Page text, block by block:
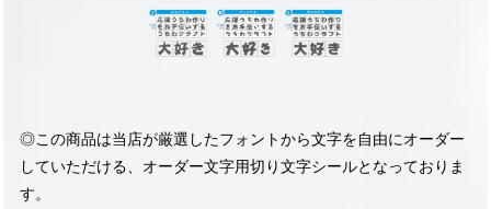
◎この商品は当店が厳選したフォントから文字を自由にオーダー
していただける、オーダー文字用切り文字シールとなっておりま
す。